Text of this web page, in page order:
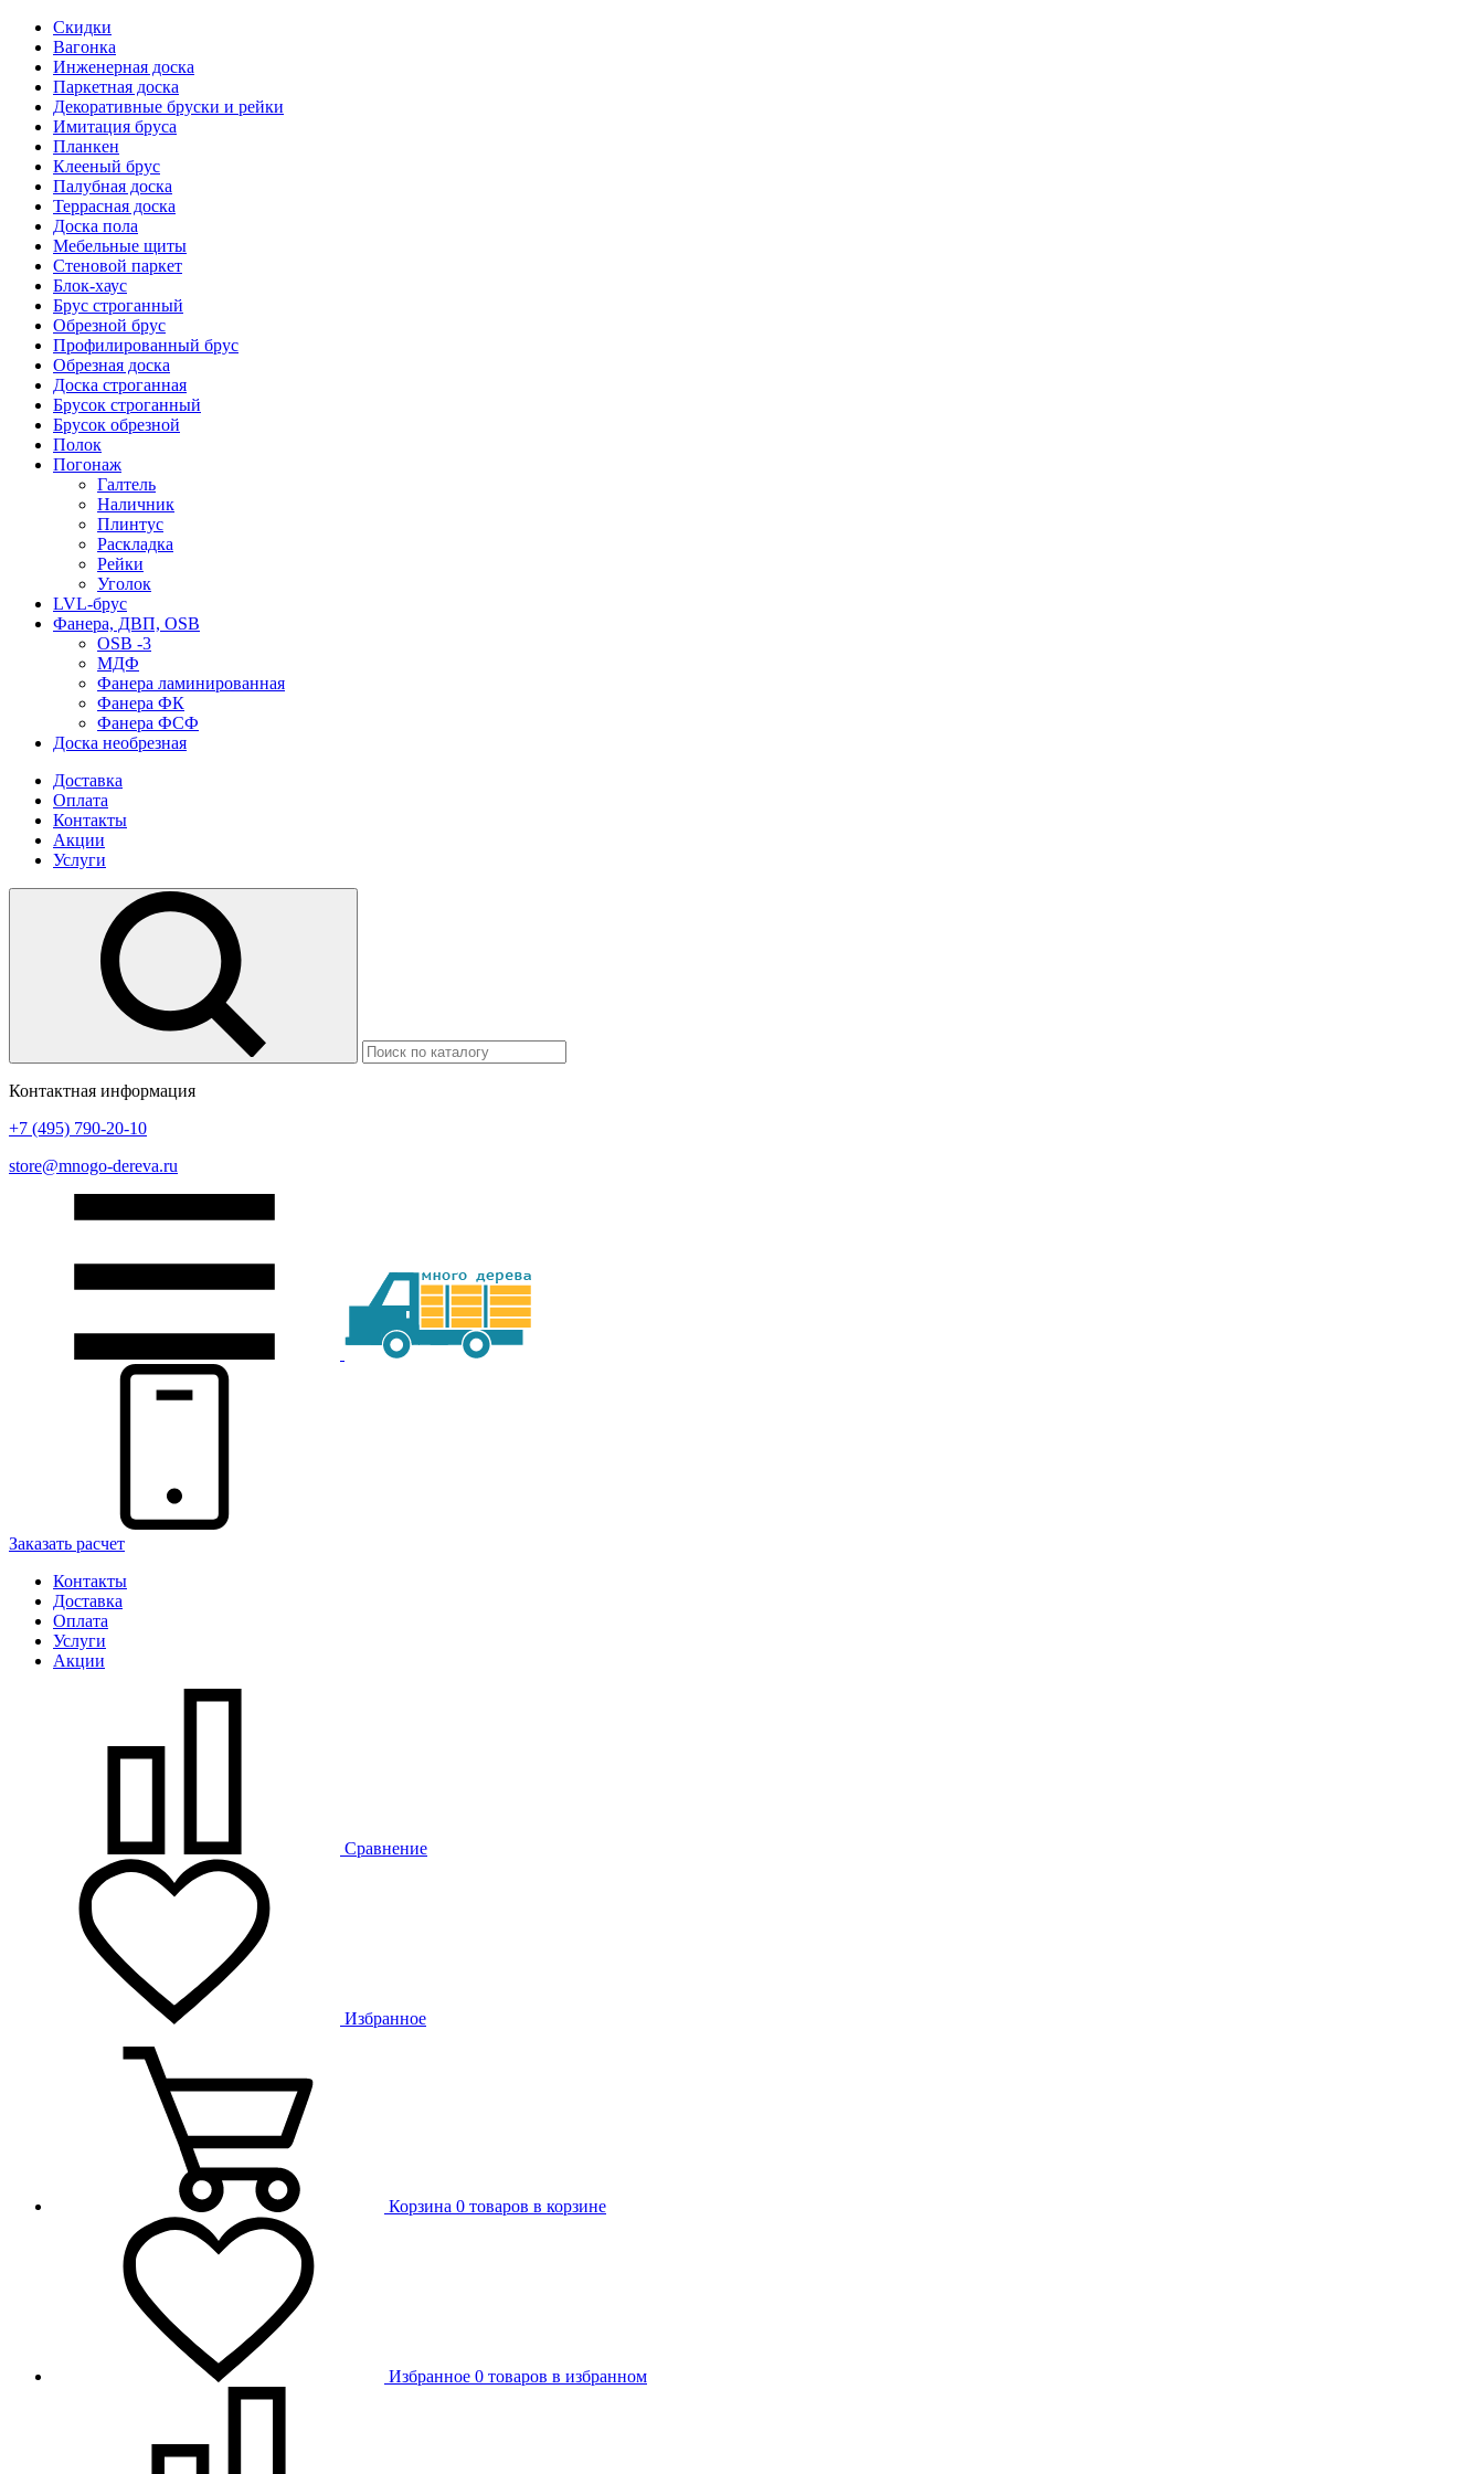
Скидки
Вагонка
Инженерная доска
Паркетная доска
Декоративные бруски и рейки
Имитация бруса
Планкен
Клееный брус
Палубная доска
Террасная доска
Доска пола
Мебельные щиты
Стеновой паркет
Блок-хаус
Брус строганный
Обрезной брус
Профилированный брус
Обрезная доска
Доска строганная
Брусок строганный
Брусок обрезной
Полок
Погонаж
Галтель
Наличник
Плинтус
Раскладка
Рейки
Уголок
LVL-брус
Фанера, ДВП, OSB
OSB -3
МДФ
Фанера ламинированная
Фанера ФК
Фанера ФСФ
Доска необрезная
Доставка
Оплата
Контакты
Акции
Услуги
Контактная информация
+7 (495) 790-20-10
store@mnogo-dereva.ru
Заказать расчет
Контакты
Доставка
Оплата
Услуги
Акции
Сравнение
Избранное
Корзина 0 товаров в корзине
Избранное 0 товаров в избранном